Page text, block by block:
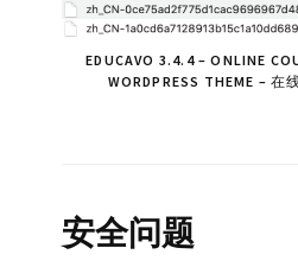
EDUCAVO 3.4.4 – ONLINE
WORDPRESS THEME – 在
安全问题